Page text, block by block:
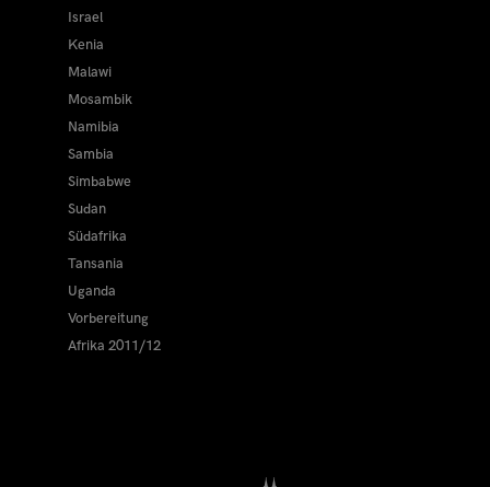
Israel
Kenia
Malawi
Mosambik
Namibia
Sambia
Simbabwe
Sudan
Südafrika
Tansania
Uganda
Vorbereitung
Afrika 2011/12